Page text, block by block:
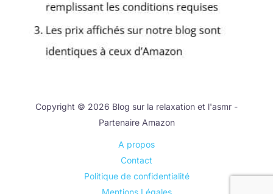
Copyright © 2026 Blog sur la relaxation et l'asmr -
Partenaire Amazon
A propos
Contact
Politique de confidentialité
Mentions Légales